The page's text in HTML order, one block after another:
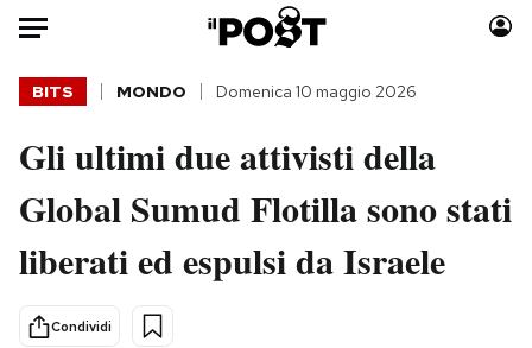
Auto
HOME
Italia
Politica
Tecnologia
Internet
Moda
Consumismi
BITS MONDO Domenica 10 maggio 2026
Gli ultimi due attivisti della
Global Sumud Flotilla sono stati
liberati ed espulsi da Israele
Condividi